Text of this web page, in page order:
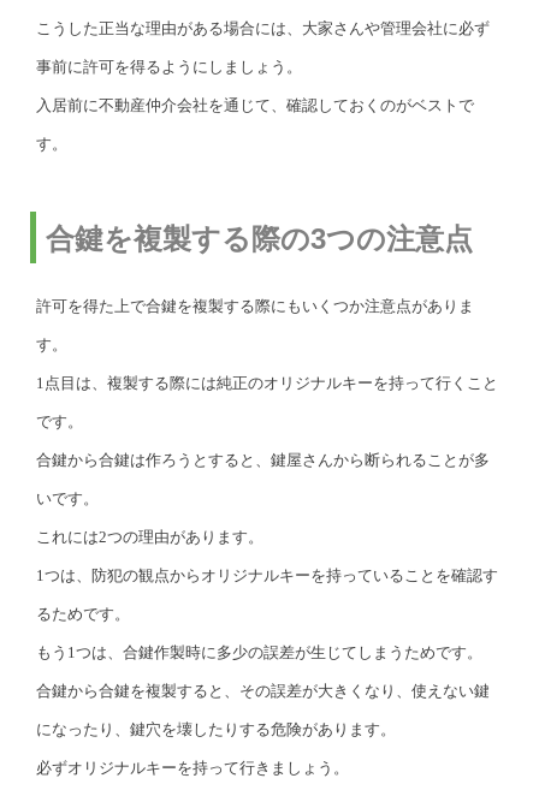
こうした正当な理由がある場合には、大家さんや管理会社に必ず
事前に許可を得るようにしましょう。
入居前に不動産仲介会社を通じて、確認しておくのがベストで
す。
合鍵を複製する際の3つの注意点
許可を得た上で合鍵を複製する際にもいくつか注意点がありま
す。
1点目は、複製する際には純正のオリジナルキーを持って行くこと
です。
合鍵から合鍵は作ろうとすると、鍵屋さんから断られることが多
いです。
これには2つの理由があります。
1つは、防犯の観点からオリジナルキーを持っていることを確認す
るためです。
もう1つは、合鍵作製時に多少の誤差が生じてしまうためです。
合鍵から合鍵を複製すると、その誤差が大きくなり、使えない鍵
になったり、鍵穴を壊したりする危険があります。
必ずオリジナルキーを持って行きましょう。